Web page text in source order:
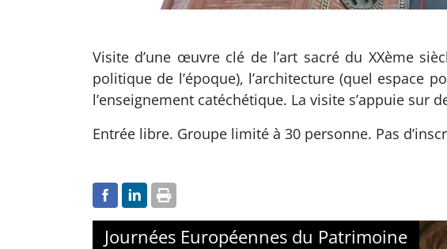
Visite d’une œuvre clé de l’art sacré du XXème
politique de l’époque), l’architecture (quel espace
l’enseignement catéchétique. La visite s’appuie
Entrée libre. Groupe limité à 30 personne. Pas
Journées Européennes du Patrimoine